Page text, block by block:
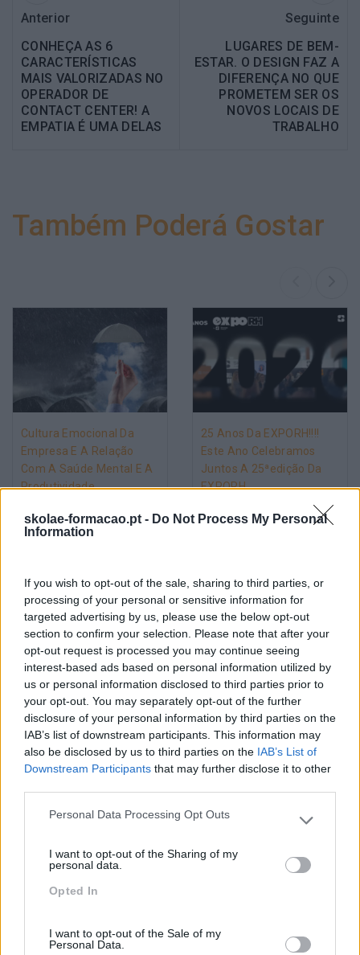
skolae-formacao.pt - Do Not Process My Personal
Information
If you wish to opt-out of the sale, sharing to third parties, or
processing of your personal or sensitive information for
targeted advertising by us, please use the below opt-out
section to confirm your selection. Please note that after your
opt-out request is processed you may continue seeing
interest-based ads based on personal information utilized by
us or personal information disclosed to third parties prior to
your opt-out. You may separately opt-out of the further
disclosure of your personal information by third parties on the
IAB’s list of downstream participants. This information may
also be disclosed by us to third parties on the IAB’s List of
Downstream Participants that may further disclose it to other
Please note that this website/app uses one or more Google
not limited to your visit or usage behaviour. You may click to
grant or deny consent to Google and its third-party tags to
use your data for below specified purposes in below Google
Personal Data Processing Opt Outs
I want to opt-out of the Sharing of my
personal data.
Opted In
I want to opt-out of the Sale of my
Personal Data.
Anterior
CONHEÇA AS 6
CARACTERÍSTICAS
MAIS VALORIZADAS NO
OPERADOR DE
CONTACT CENTER! A
EMPATIA É UMA DELAS
Seguinte
LUGARES DE BEM-
ESTAR. O DESIGN FAZ A
DIFERENÇA NO QUE
PROMETEM SER OS
NOVOS LOCAIS DE
TRABALHO
Também Poderá Gostar
Cultura Emocional Da
Empresa E A Relação
Com A Saúde Mental E A
Produtividade
25 Anos Da EXPORH!!!!
Este Ano Celebramos
Juntos A 25ªedição Da
EXPORH
Pesquisa
Categorias Blog
Aprendizagem
Artigo De Opinião
Atendimento E Relação Cliente
Comunicação
Desenvolvimento